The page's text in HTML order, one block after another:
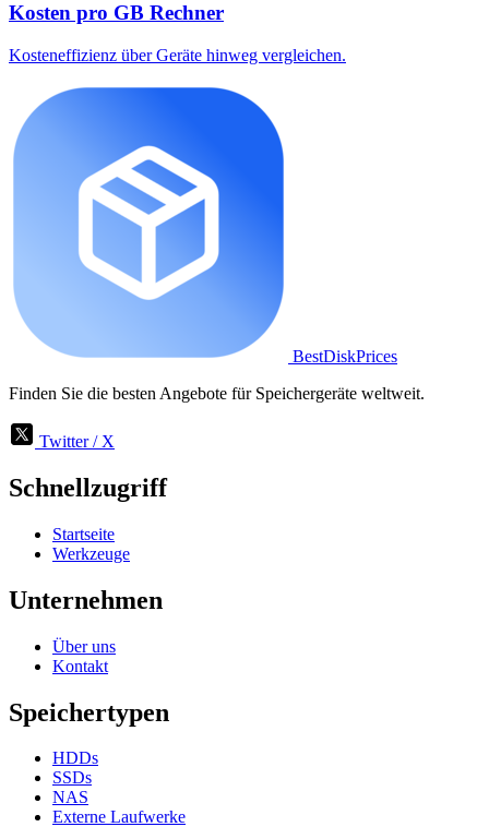
Kosten pro GB Rechner
Kosteneffizienz über Geräte hinweg vergleichen.
BestDiskPrices
Finden Sie die besten Angebote für Speichergeräte weltweit.
Twitter / X
Schnellzugriff
Startseite
Werkzeuge
Unternehmen
Über uns
Kontakt
Speichertypen
HDDs
SSDs
NAS
Externe Laufwerke